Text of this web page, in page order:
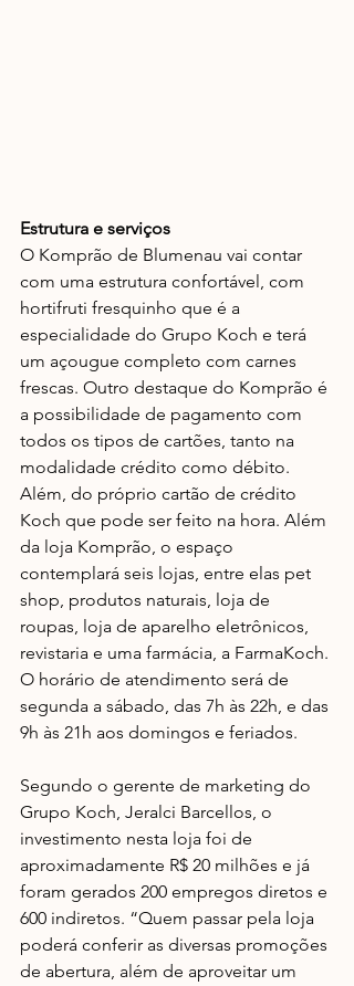
Estrutura e serviços
O Komprão de Blumenau vai contar
com uma estrutura confortável, com
hortifruti fresquinho que é a
especialidade do Grupo Koch e terá
um açougue completo com carnes
frescas. Outro destaque do Komprão é
a possibilidade de pagamento com
todos os tipos de cartões, tanto na
modalidade crédito como débito.
Além, do próprio cartão de crédito
Koch que pode ser feito na hora. Além
da loja Komprão, o espaço
contemplará seis lojas, entre elas pet
shop, produtos naturais, loja de
roupas, loja de aparelho eletrônicos,
revistaria e uma farmácia, a FarmaKoch.
O horário de atendimento será de
segunda a sábado, das 7h às 22h, e das
9h às 21h aos domingos e feriados.
Segundo o gerente de marketing do
Grupo Koch, Jeralci Barcellos, o
investimento nesta loja foi de
aproximadamente R$ 20 milhões e já
foram gerados 200 empregos diretos e
600 indiretos. “Quem passar pela loja
poderá conferir as diversas promoções
de abertura, além de aproveitar um